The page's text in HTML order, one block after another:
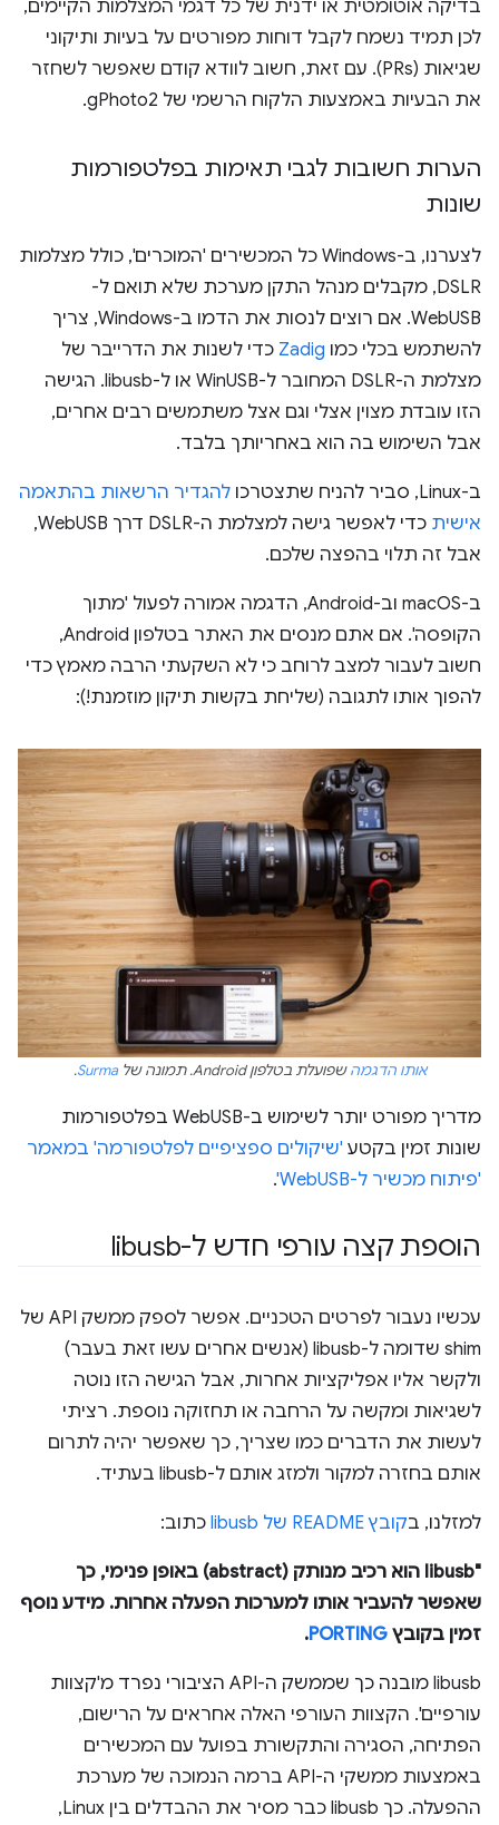
בדיקה אוטומטית או ידנית של כל דגמי המצלמות הקיימים,
לכן תמיד נשמח לקבל דוחות מפורטים על בעיות ותיקוני
שגיאות (PRs). עם זאת, חשוב לוודא קודם שאפשר לשחזר
את הבעיות באמצעות הלקוח הרשמי של gPhoto2.
הערות חשובות לגבי תאימות בפלטפורמות
שונות
לצערנו, ב-Windows כל המכשירים 'המוכרים', כולל מצלמות
DSLR, מקבלים מנהל התקן מערכת שלא תואם ל-
WebUSB. אם רוצים לנסות את הדמו ב-Windows, צריך
להשתמש בכלי כמו Zadig כדי לשנות את הדרייבר של
מצלמת ה-DSLR המחובר ל-WinUSB או ל-libusb. הגישה
הזו עובדת מצוין אצלי וגם אצל משתמשים רבים אחרים,
אבל השימוש בה הוא באחריותך בלבד.
ב-Linux, סביר להניח שתצטרכו
להגדיר הרשאות בהתאמה
אישית
כדי לאפשר גישה למצלמת ה-DSLR דרך WebUSB,
אבל זה תלוי בהפצה שלכם.
ב-macOS וב-Android, הדגמה אמורה לפעול 'מתוך
הקופסה'. אם אתם מנסים את האתר בטלפון Android,
חשוב לעבור למצב לרוחב כי לא השקעתי הרבה מאמץ כדי
להפוך אותו לתגובה (שליחת בקשות תיקון מוזמנת!):
אותו הדגמהשפועלת בטלפון Android. תמונה של Surma
.
מדריך מפורט יותר לשימוש ב-WebUSB בפלטפורמות
שונות זמין בקטע 'שיקולים ספציפיים לפלטפורמה' במאמר
'פיתוח מכשיר ל-WebUSB'
.
הוספת קצה עורפי חדש ל-libusb
עכשיו נעבור לפרטים הטכניים. אפשר לספק ממשק API של
shim שדומה ל-libusb (אנשים אחרים עשו זאת בעבר)
ולקשר אליו אפליקציות אחרות, אבל הגישה הזו נוטה
לשגיאות ומקשה על הרחבה או תחזוקה נוספת. רציתי
לעשות את הדברים כמו שצריך, כך שאפשר יהיה לתרום
אותם בחזרה למקור ולמזג אותם ל-libusb בעתיד.
למזלנו, בקובץ README של libusb כתוב:
"libusb הוא רכיב מנותק (abstract) באופן פנימי, כך
שאפשר להעביר אותו למערכות הפעלה אחרות. מידע נוסף
זמין בקובץ PORTING
.
libusb מובנה כך שממשק ה-API הציבורי נפרד מ'קצוות
עורפיים'. הקצוות העורפי האלה אחראים על הרישום,
הפתיחה, הסגירה והתקשורת בפועל עם המכשירים
באמצעות ממשקי ה-API ברמה הנמוכה של מערכת
ההפעלה. כך libusb כבר מסיר את ההבדלים בין Linux,‏